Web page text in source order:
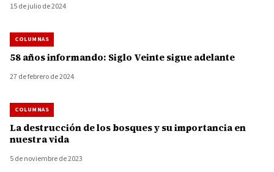
15 de julio de 2024
COLUMNAS
58 años informando: Siglo Veinte sigue adelante
27 de febrero de 2024
COLUMNAS
La destrucción de los bosques y su importancia en
nuestra vida
5 de noviembre de 2023